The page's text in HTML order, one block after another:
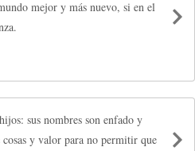
mejor y más nuevo, si en el
sus nombres son enfado y
y valor para no permitir que